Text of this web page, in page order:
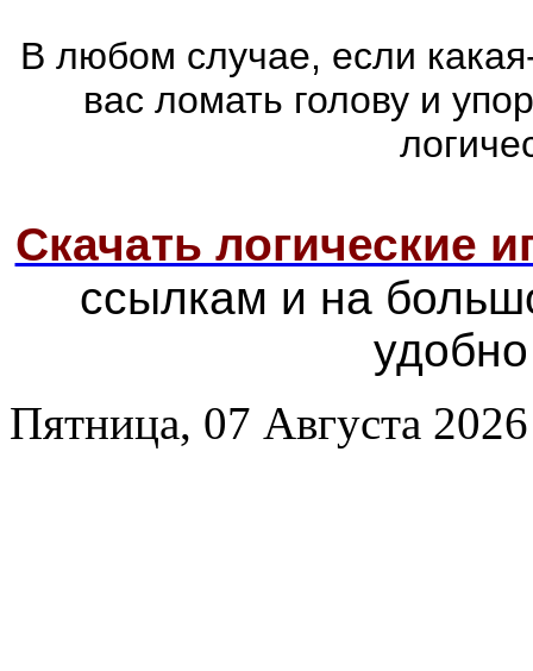
В любом случае, если
вас ломать голову и
Скачать логические
ссылкам и на
Пятница, 07 Августа 2026